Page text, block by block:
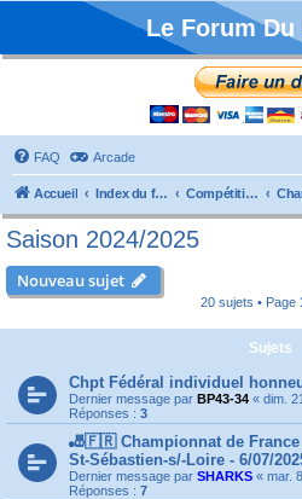
Le Forum
FAQ Arcade
Accueil Index du forum Compétitions
Saison 2024/2025
Nouveau sujet
20 sujets • Page
Sujets
Chpt Fédéral individuel
Dernier message par BP43-34 « dim.
Réponses : 3
🎳🇫🇷 Championnat de
St-Sébastien-s/-Loire - 6/07/
Dernier message par SHARKS « mar.
Réponses : 7